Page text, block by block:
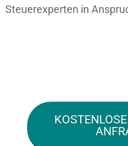
Steuerexperten in